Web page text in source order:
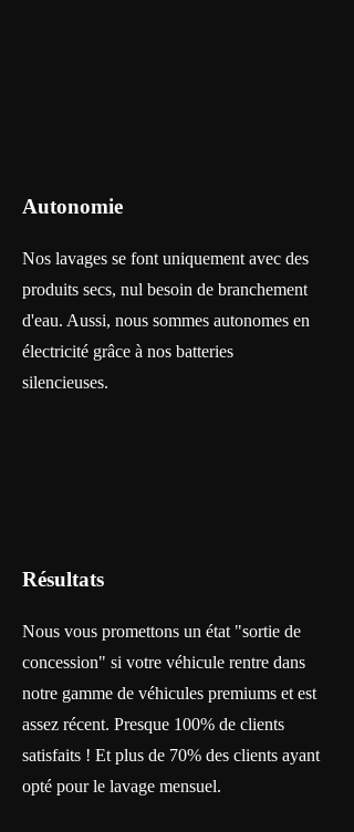
Autonomie
Nos lavages se font uniquement avec des
produits secs, nul besoin de branchement
d'eau. Aussi, nous sommes autonomes en
électricité grâce à nos batteries
silencieuses.
Résultats
Nous vous promettons un état "sortie de
concession" si votre véhicule rentre dans
notre gamme de véhicules premiums et est
assez récent. Presque 100% de clients
satisfaits ! Et plus de 70% des clients ayant
opté pour le lavage mensuel.